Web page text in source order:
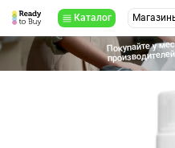
Каталог
Покупайте у
производителей